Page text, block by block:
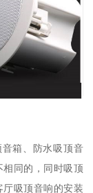
箱、防水吸顶音
同的，同时吸顶
吸顶音响的安装